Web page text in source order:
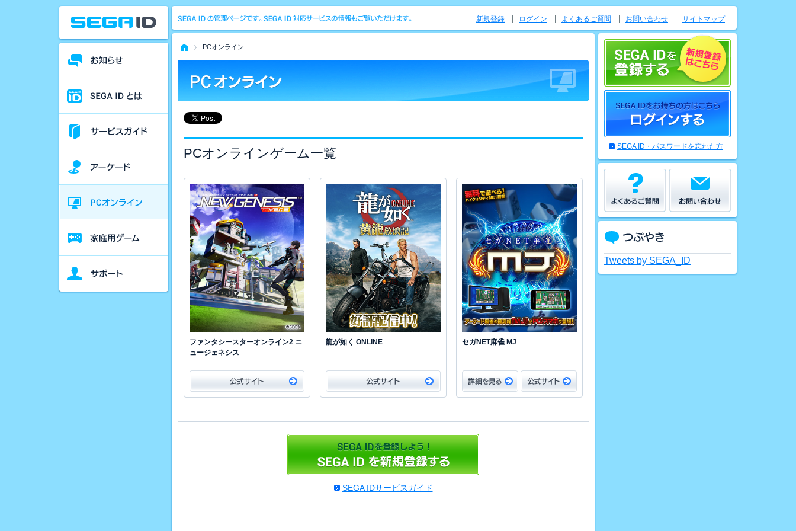
PCオンライン
PCオンラインゲーム一覧
ファンタシースターオンライン2 ニ
ュージェネシス
龍が如く ONLINE セガNET麻雀 MJ
SEGA IDサービスガイド
SEGA ID・パスワードを忘れた方
Tweets by SEGA_ID
新規登録 ログイン よくあるご質問 お問い合わせ サイトマップ